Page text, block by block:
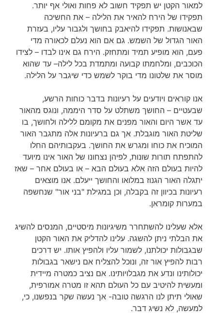
למאור הקטן יש תפקיד חשוב לא פחות ואולי אף יותר.
תפקידו של הירח להאיר את הלילה – את החשיכה
שבאנושות. תפקידו להיאבק בחושך ולגבור עליו, בעזרת
האור הגדול של השמש. גם אם הוא נעלם לכאורה מדי
פעם, הוא מופיע תמיד ומתחזק. הירח גם אינו לבדו – לצידו
הכוכבים, ומלחמתו קבועה ומתמדת בכל לילה– עד שהוא
מוסר את שלטונו מדי בוקר לשמש כדי שיגבר על הלילה.
אנו קוראים ויודעים על רעיונות בדבר כוחות הרשע,
שבעטיים – החושך משתלט על סדר היממה, ונוגס מהאור
עד אשר היום והאור מפנים את מקומם ללילה ולחושך, בו
שליטת האור מוגבלת. אך גם ברעיונות אלה מתגבר האור
המוכיח את כוחו ומגרש את החושך. בעקבותיהם החלו
להתפתח תורות שונות, לפיהן נצחונו של האור אינו מיועד
להיות בעולם הזה אלא בעולם הבא – או בעולם אחר – שאז
יתגלה האור הגנוז במלואו והחושך ייעלם. אנו מוצאים
רעיונות בכיוון זה בקבלה, וכן במגילת "בני אור" שנחשפה
במערות קומראן.
אלא שעלינו להשתחרר משיגיונות מיסטיים, המנסים להשיג
את הבלתי ניתן להשגה. עלינו להדליק את האור הקטן
שבגבולות יכולתנו, לשמור עליו ולהפיץ אותו. יש דרכים
רבות להפיץ אור זה, ונוכל להצליח אם נישאר בגבולות
יכולותינו ונדע את מגבלויותינו. אם נציב כמטרה מיידית
ומעשית להיטיב עם כל העולם תהא זו מטרה אמורפית,
שאולי תיתן לנו הרגשה טובה- אך נעשה שקר בנפשנו, כי,
למעשה, לא נשיג דבר.